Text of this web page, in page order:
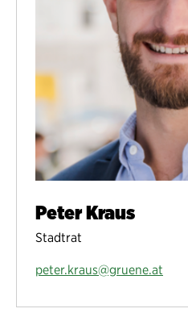
Peter Kraus
Stadtrat
peter.kraus@gruene.at